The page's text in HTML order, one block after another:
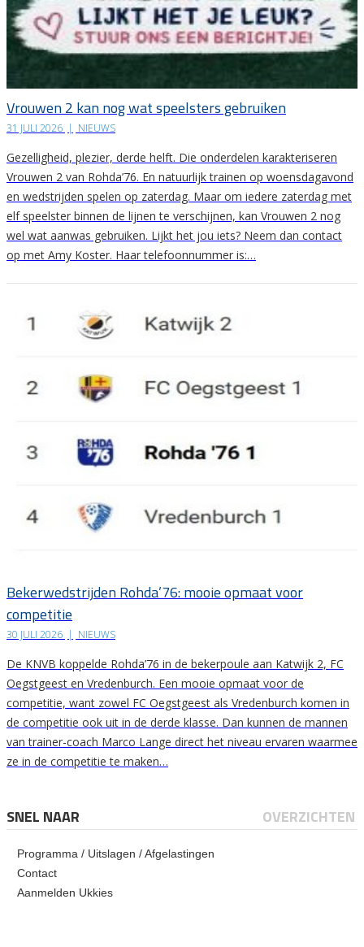
Vrouwen 2 kan nog wat speelsters gebruiken
31 JULI 2026 | NIEUWS
Gezelligheid, plezier, derde helft. Die onderdelen karakteriseren
Vrouwen 2 van Rohda’76. En natuurlijk trainen op woensdagavond
en wedstrijden spelen op zaterdag. Maar om iedere zaterdag met
elf speelster binnen de lijnen te verschijnen, kan Vrouwen 2 nog
wel wat aanwas gebruiken. Lijkt het jou iets? Neem dan contact
op met Amy Koster. Haar telefoonnummer is:…
Bekerwedstrijden Rohda’76: mooie opmaat voor
competitie
30 JULI 2026 | NIEUWS
De KNVB koppelde Rohda’76 in de bekerpoule aan Katwijk 2, FC
Oegstgeest en Vredenburch. Een mooie opmaat voor de
competitie, want zowel FC Oegstgeest als Vredenburch komen in
de competitie ook uit in de derde klasse. Dan kunnen de mannen
van trainer-coach Marco Lange direct het niveau ervaren waarmee
ze in de competitie te maken…
SNEL NAAR OVERZICHTEN
Programma / Uitslagen / Afgelastingen
Contact
Aanmelden Ukkies